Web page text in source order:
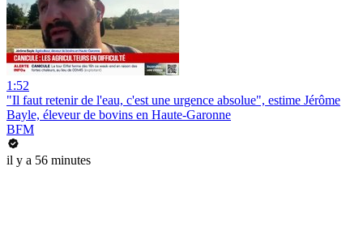
1:52
"Il faut retenir de l'eau, c'est une urgence absolue", estime Jérôme
Bayle, éleveur de bovins en Haute-Garonne
BFM
il y a 56 minutes